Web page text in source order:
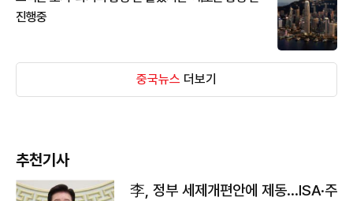
진행중
중국뉴스 더보기
추천기사
李, 정부 세제개편안에 제동…ISA·주